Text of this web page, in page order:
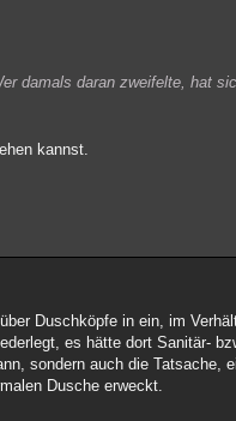
damals daran zweifelte, hat
kannst.
Duschköpfe in ein, im
es hätte dort Sanitär-
sondern auch die Tatsache,
Dusche erweckt.